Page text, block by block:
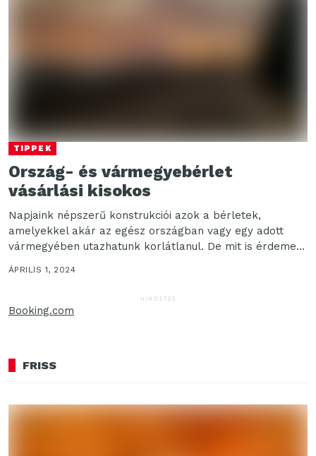
TIPPEK
Ország- és vármegyebérlet
vásárlási kisokos
Napjaink népszerű konstrukciói azok a bérletek,
amelyekkel akár az egész országban vagy egy adott
vármegyében utazhatunk korlátlanul. De mit is érdemes
tudni ezekről...
ÁPRILIS 1, 2024
HIRDETÉS
Booking.com
FRISS